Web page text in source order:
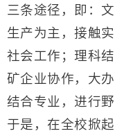
三条途径，即：
生产为主，接触
社会工作；理科
矿企业协作，大
结合专业，进行
于是，在全校掀